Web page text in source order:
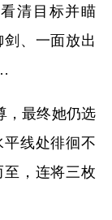
清目标并瞄
、一面放出
，最终她仍选
线处徘徊不
，连将三枚